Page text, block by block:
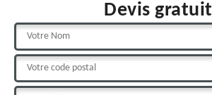
Devis gratuit